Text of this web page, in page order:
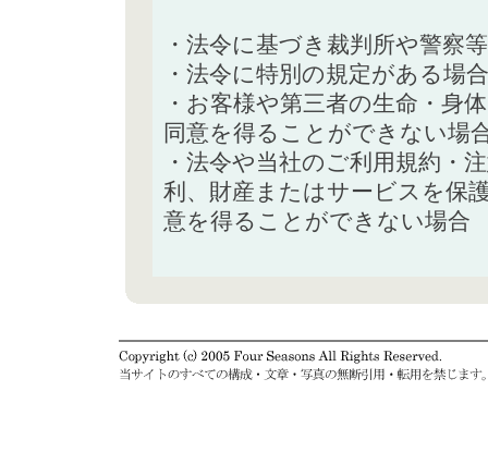
・法令に基づき裁判所や警察
・法令に特別の規定がある場合
・お客様や第三者の生命・身
同意を得ることができない場
・法令や当社のご利用規約・
利、財産またはサービスを保
意を得ることができない場合